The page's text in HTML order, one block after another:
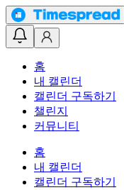
홈
내 캘린더
캘린더 구독하기
챌린지
커뮤니티
홈
내 캘린더
캘린더 구독하기